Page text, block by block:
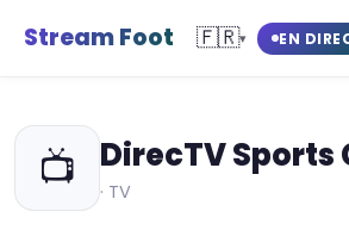
Stream Foot 🇫🇷▾ EN
📺 DirecTV
· TV